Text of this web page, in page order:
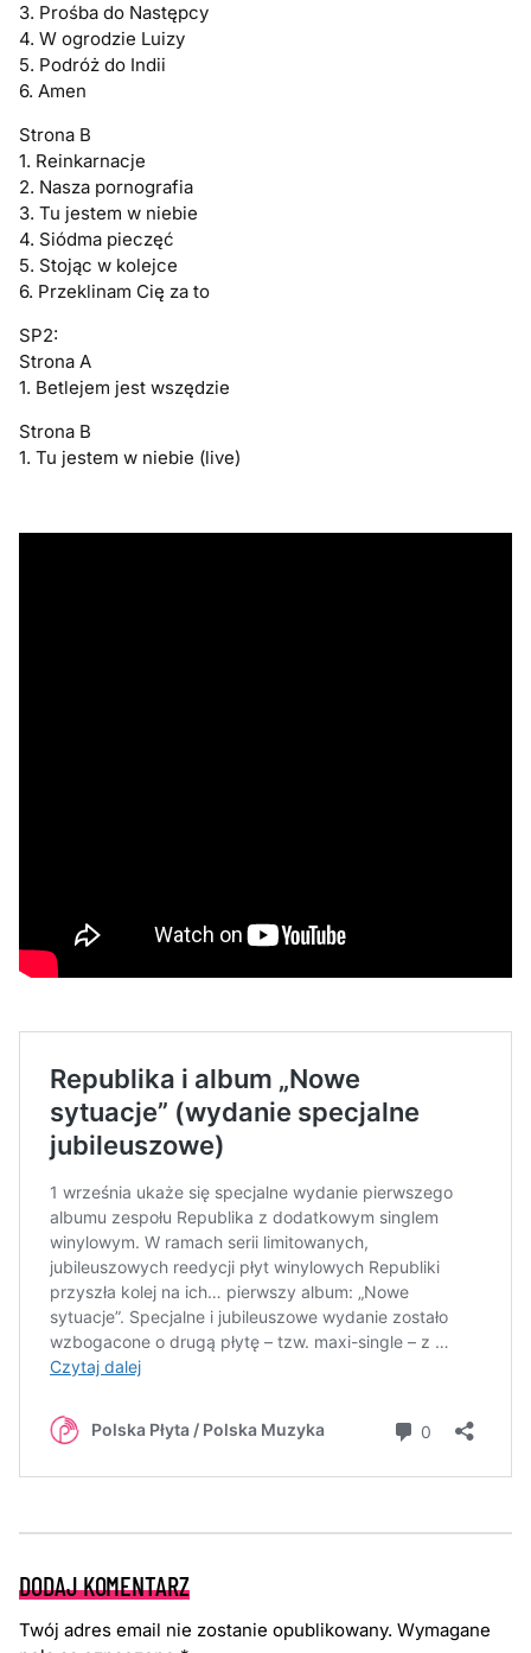
3. Prośba do Następcy
4. W ogrodzie Luizy
5. Podróż do Indii
6. Amen
Strona B
1. Reinkarnacje
2. Nasza pornografia
3. Tu jestem w niebie
4. Siódma pieczęć
5. Stojąc w kolejce
6. Przeklinam Cię za to
SP2:
Strona A
1. Betlejem jest wszędzie
Strona B
1. Tu jestem w niebie (live)
DODAJ KOMENTARZ
Twój adres email nie zostanie opublikowany. Wymagane